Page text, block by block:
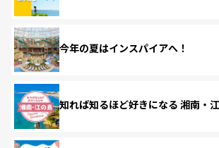
今年の夏はインスパイアへ！
知れば知るほど好きになる 湘南・